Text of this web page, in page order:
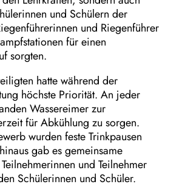
und Schülern der
und Riegenführer
für einen
sorgten.
hatte während der
höchste Priorität. An jeder
Wassereimer zur
für Abkühlung zu sorgen.
wurden feste Trinkpausen
gab es gemeinsame
und Teilnehmer
Schülerinnen und Schüler.